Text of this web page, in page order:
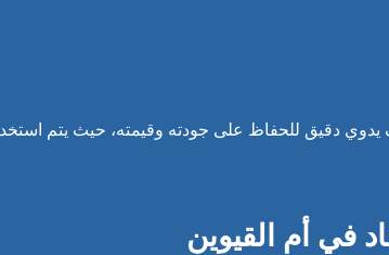
يدوي دقيق للحفاظ على جودته وقيمته، حيث يتم
في أم القيوين